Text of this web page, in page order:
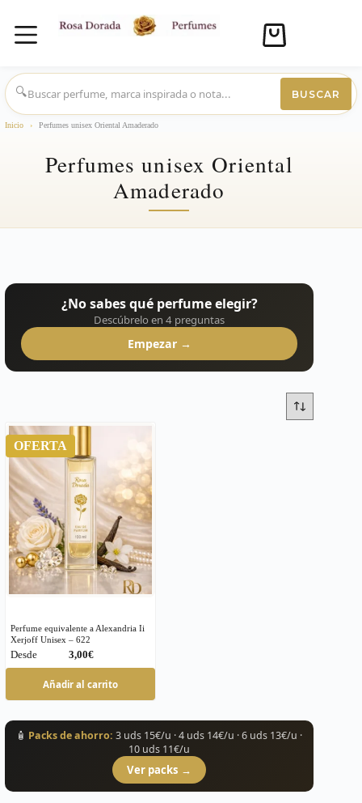
Saltar
al
contenido
Carro
compra
🔍
BUSCAR
Inicio › Perfumes unisex Oriental Amaderado
Perfumes unisex Oriental
Amaderado
¿No sabes qué perfume elegir?
Descúbrelo en 4 preguntas
Empezar →
OFERTA
Perfume equivalente a Alexandria Ii
Xerjoff Unisex – 622
€
Añadir al carrito
Este
producto
tiene
múltiples
variantes.
pueden
🧴 Packs de ahorro: 3 uds 15€/u · 4 uds 14€/u · 6 uds 13€/u ·
10 uds 11€/u
Ver packs →